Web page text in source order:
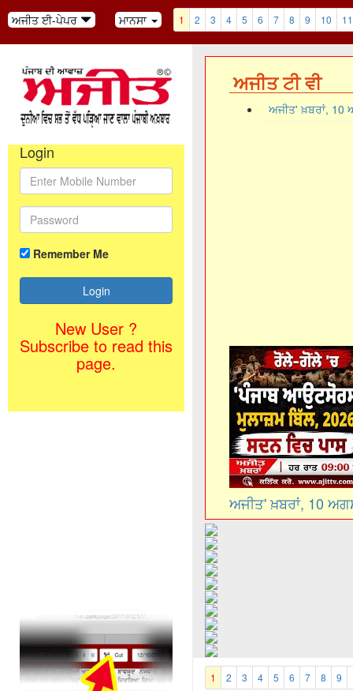
ਅਜੀਤ ਈ-ਪੇਪਰ ਮਾਨਸਾ 1 2 3 4 5 6 7 8 9 10 11
Login
Remember Me
New User ?
Subscribe to read this
page.
ਅਜੀਤ ਟੀ ਵੀ
ਅਜੀਤ' ਖ਼ਬਰਾਂ, 10
ਅਜੀਤ' ਖ਼ਬਰਾਂ, 10
1 2 3 4 5 6 7 8 9